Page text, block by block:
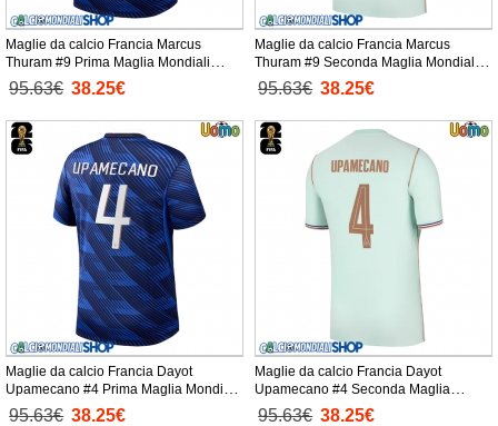
Maglie da calcio Francia Marcus
Thuram #9 Prima Maglia Mondiali
2026 Manica Corta
95.63€ 38.25€
Maglie da calcio Francia Marcus
Thuram #9 Seconda Maglia Mondiali
2026 Manica Corta
95.63€ 38.25€
Maglie da calcio Francia Dayot
Upamecano #4 Prima Maglia Mondiali
2026 Manica Corta
95.63€ 38.25€
Maglie da calcio Francia Dayot
Upamecano #4 Seconda Maglia
Mondiali 2026 Manica Corta
95.63€ 38.25€